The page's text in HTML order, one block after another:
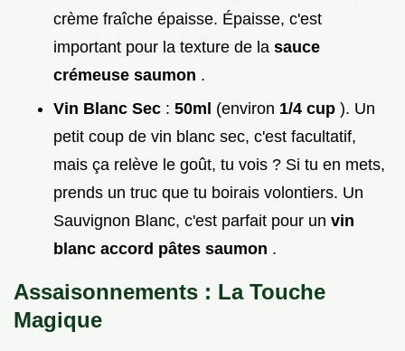
crème fraîche épaisse. Épaisse, c'est
important pour la texture de la sauce
crémeuse saumon .
Vin Blanc Sec : 50ml (environ 1/4 cup ). Un
petit coup de vin blanc sec, c'est facultatif,
mais ça relève le goût, tu vois ? Si tu en mets,
prends un truc que tu boirais volontiers. Un
Sauvignon Blanc, c'est parfait pour un vin
blanc accord pâtes saumon .
Assaisonnements : La Touche
Magique